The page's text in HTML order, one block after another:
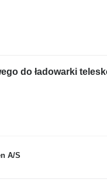
do ładowarki
A/S